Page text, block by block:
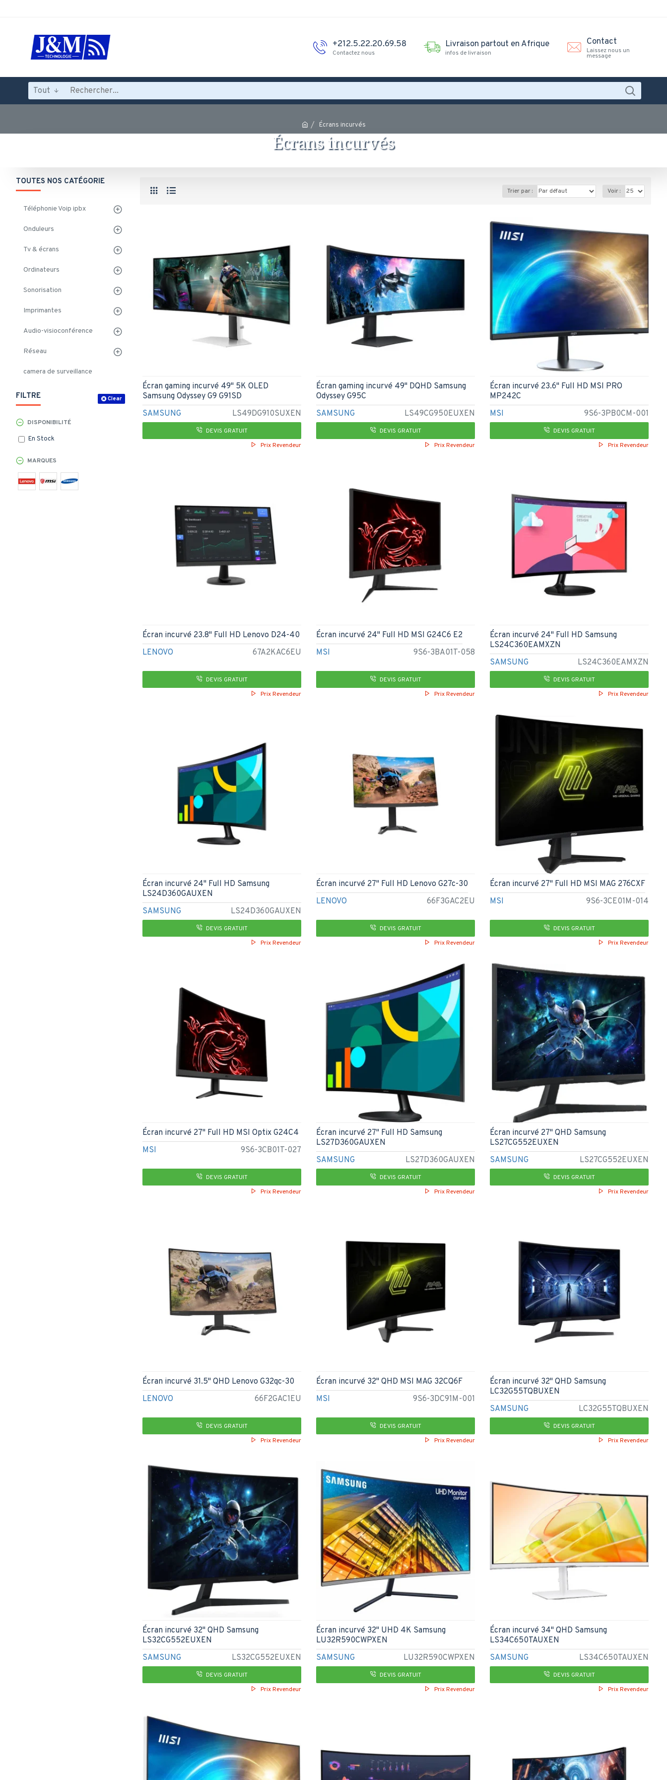
+212.5.22.20.69.58
Contactez nous
Livraison partout en Afrique
infos de livraison
Contact
Laissez nous un
message
Tout
Écrans incurvés
Écrans incurvés
TOUTES NOS CATÉGORIE
Téléphonie Voip ipbx
Onduleurs
Tv & écrans
Ordinateurs
Sonorisation
Imprimantes
Audio-visioconférence
Réseau
camera de surveillance
FILTRE Clear
MARQUES
DISPONIBILITÉ
En Stock
Trier par : Voir :
SAMSUNG LS49DG910SUXEN
Écran gaming incurvé 49" 5K OLED
Samsung Odyssey G9 G91SD
DEVIS GRATUIT
Prix Revendeur
SAMSUNG LS49CG950EUXEN
Écran gaming incurvé 49" DQHD Samsung
Odyssey G95C
DEVIS GRATUIT
Prix Revendeur
MSI 9S6-3PB0CM-001
Écran incurvé 23.6" Full HD MSI PRO
MP242C
DEVIS GRATUIT
Prix Revendeur
LENOVO 67A2KAC6EU
Écran incurvé 23.8" Full HD Lenovo D24-40
DEVIS GRATUIT
Prix Revendeur
MSI 9S6-3BA01T-058
Écran incurvé 24" Full HD MSI G24C6 E2
DEVIS GRATUIT
Prix Revendeur
SAMSUNG LS24C360EAMXZN
Écran incurvé 24" Full HD Samsung
LS24C360EAMXZN
DEVIS GRATUIT
Prix Revendeur
SAMSUNG LS24D360GAUXEN
Écran incurvé 24" Full HD Samsung
LS24D360GAUXEN
DEVIS GRATUIT
Prix Revendeur
LENOVO 66F3GAC2EU
Écran incurvé 27" Full HD Lenovo G27c-30
DEVIS GRATUIT
Prix Revendeur
MSI 9S6-3CE01M-014
Écran incurvé 27" Full HD MSI MAG 276CXF
DEVIS GRATUIT
Prix Revendeur
MSI 9S6-3CB01T-027
Écran incurvé 27" Full HD MSI Optix G24C4
DEVIS GRATUIT
Prix Revendeur
SAMSUNG LS27D360GAUXEN
Écran incurvé 27" Full HD Samsung
LS27D360GAUXEN
DEVIS GRATUIT
Prix Revendeur
SAMSUNG LS27CG552EUXEN
Écran incurvé 27" QHD Samsung
LS27CG552EUXEN
DEVIS GRATUIT
Prix Revendeur
LENOVO 66F2GAC1EU
Écran incurvé 31.5" QHD Lenovo G32qc-30
DEVIS GRATUIT
Prix Revendeur
MSI 9S6-3DC91M-001
Écran incurvé 32" QHD MSI MAG 32CQ6F
DEVIS GRATUIT
Prix Revendeur
SAMSUNG LC32G55TQBUXEN
Écran incurvé 32" QHD Samsung
LC32G55TQBUXEN
DEVIS GRATUIT
Prix Revendeur
SAMSUNG LS32CG552EUXEN
Écran incurvé 32" QHD Samsung
LS32CG552EUXEN
DEVIS GRATUIT
Prix Revendeur
SAMSUNG LU32R590CWPXEN
Écran incurvé 32" UHD 4K Samsung
LU32R590CWPXEN
DEVIS GRATUIT
Prix Revendeur
SAMSUNG LS34C650TAUXEN
Écran incurvé 34" QHD Samsung
LS34C650TAUXEN
DEVIS GRATUIT
Prix Revendeur